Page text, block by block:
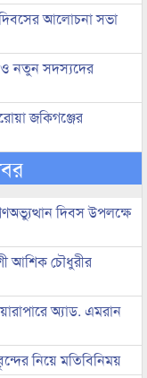
দিবসের আলোচনা সভা
ও নতুন সদস্যদের
জকিগঞ্জের
দিবস উপলক্ষে
আশিক চৌধুরীর
অ্যাড. এমরান
নিয়ে মতিবিনিময়